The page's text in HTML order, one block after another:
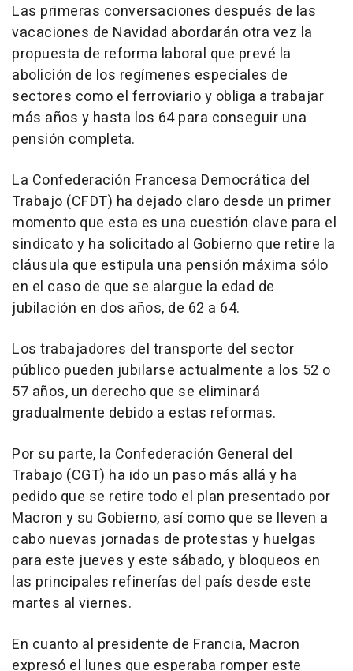
Las primeras conversaciones después de las
vacaciones de Navidad abordarán otra vez la
propuesta de reforma laboral que prevé la
abolición de los regímenes especiales de
sectores como el ferroviario y obliga a trabajar
más años y hasta los 64 para conseguir una
pensión completa.
La Confederación Francesa Democrática del
Trabajo (CFDT) ha dejado claro desde un primer
momento que esta es una cuestión clave para el
sindicato y ha solicitado al Gobierno que retire la
cláusula que estipula una pensión máxima sólo
en el caso de que se alargue la edad de
jubilación en dos años, de 62 a 64.
Los trabajadores del transporte del sector
público pueden jubilarse actualmente a los 52 o
57 años, un derecho que se eliminará
gradualmente debido a estas reformas.
Por su parte, la Confederación General del
Trabajo (CGT) ha ido un paso más allá y ha
pedido que se retire todo el plan presentado por
Macron y su Gobierno, así como que se lleven a
cabo nuevas jornadas de protestas y huelgas
para este jueves y este sábado, y bloqueos en
las principales refinerías del país desde este
martes al viernes.
En cuanto al presidente de Francia, Macron
expresó el lunes que esperaba romper este